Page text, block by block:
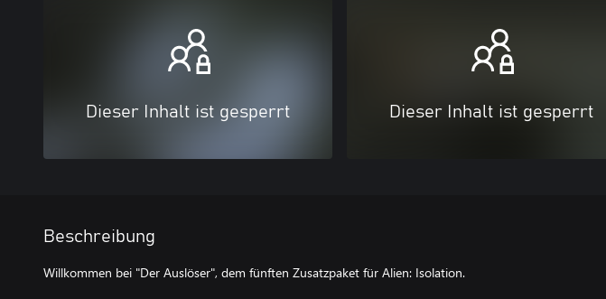
Dieser Inhalt ist gesperrt Dieser Inhalt ist gesperrt
Beschreibung
Willkommen bei "Der Auslöser", dem fünften Zusatzpaket für Alien: Isolation.